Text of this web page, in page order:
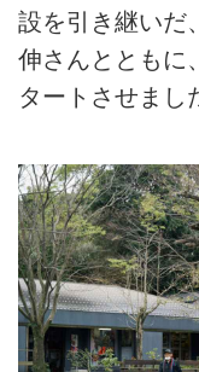
設を引き継いだ
伸さんとともに
タートさせまし